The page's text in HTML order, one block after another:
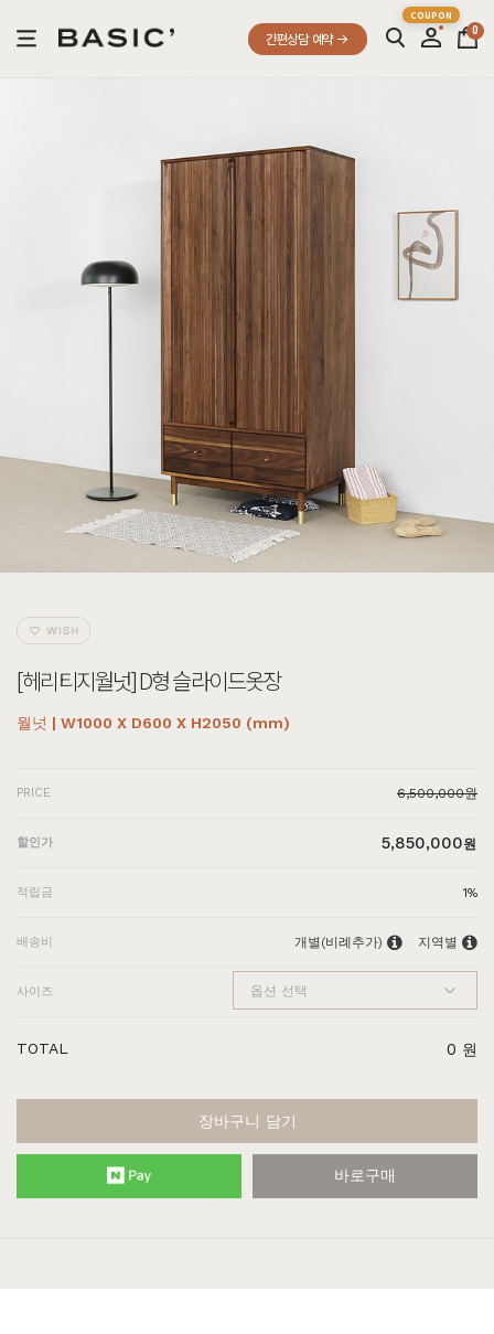
간편상담 예약
0
[헤리티지월넛] D형 슬라이드옷장
월넛 | W1000 X D600 X H2050 (mm)
PRICE 6,500,000원
할인가 5,850,000원
적립금 1%
배송비 개별(비례추가) 지역별
사이즈
TOTAL 0 원
장바구니 담기
바로구매